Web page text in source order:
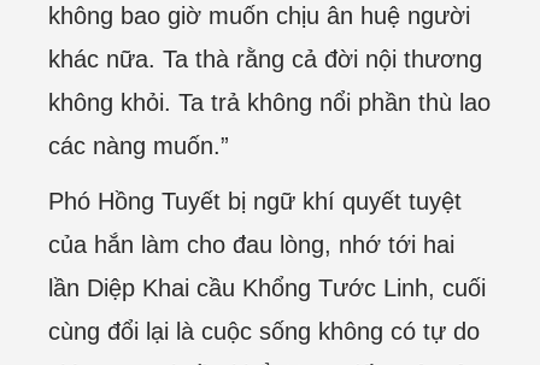
không bao giờ muốn chịu ân huệ người
khác nữa. Ta thà rằng cả đời nội thương
không khỏi. Ta trả không nổi phần thù lao
các nàng muốn.”
Phó Hồng Tuyết bị ngữ khí quyết tuyệt
của hắn làm cho đau lòng, nhớ tới hai
lần Diệp Khai cầu Khổng Tước Linh, cuối
cùng đổi lại là cuộc sống không có tự do